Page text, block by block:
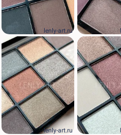
lenly-art.ru
lenly-art.ru